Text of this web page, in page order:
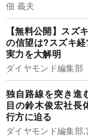
佃 義夫
【無料公開】スズ
の信望は?スズキ
実力を大解明
ダイヤモンド編集部
独自路線を突き進
目の鈴木俊宏社長
行方に迫る
ダイヤモンド編集部,